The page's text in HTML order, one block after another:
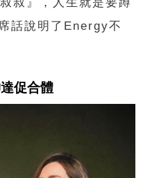
話說明了Energy不
促合體